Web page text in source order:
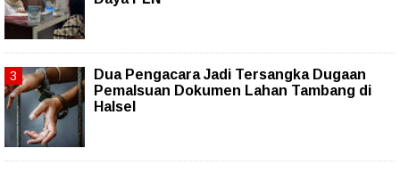
Dua Pengacara Jadi Tersangka Dugaan
Pemalsuan Dokumen Lahan Tambang di
Halsel